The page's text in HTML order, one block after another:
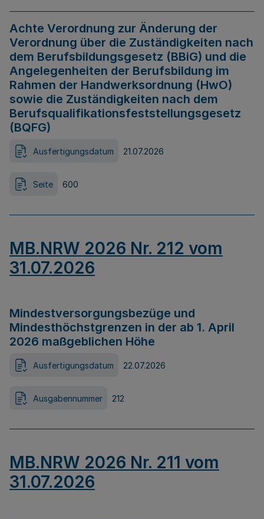
Achte Verordnung zur Änderung der
Verordnung über die Zuständigkeiten nach
dem Berufsbildungsgesetz (BBiG) und die
Angelegenheiten der Berufsbildung im
Rahmen der Handwerksordnung (HwO)
sowie die Zuständigkeiten nach dem
Berufsqualifikationsfeststellungsgesetz
(BQFG)
Ausfertigungsdatum 21.07.2026
Seite 600
MB.NRW 2026 Nr. 212 vom
31.07.2026
Mindestversorgungsbezüge und
Mindesthöchstgrenzen in der ab 1. April
2026 maßgeblichen Höhe
Ausfertigungsdatum 22.07.2026
Ausgabennummer 212
MB.NRW 2026 Nr. 211 vom
31.07.2026